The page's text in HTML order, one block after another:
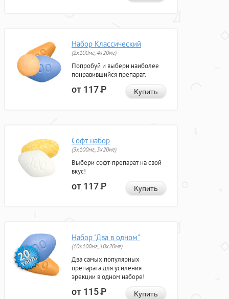
Набор Классический
(2x100мг, 4x20мг)
Попробуй и выбери наиболее
понравившийся препарат.
от 117Р Купить
Софт набор
(3x100мг, 3x20мг)
Выбери софт-препарат на свой
вкус!
от 117Р Купить
Набор "Два в одном"
(10x100мг, 10x20мг)
Два самых популярных
препарата для усиления
эрекции в одном наборе!
от 115Р Купить